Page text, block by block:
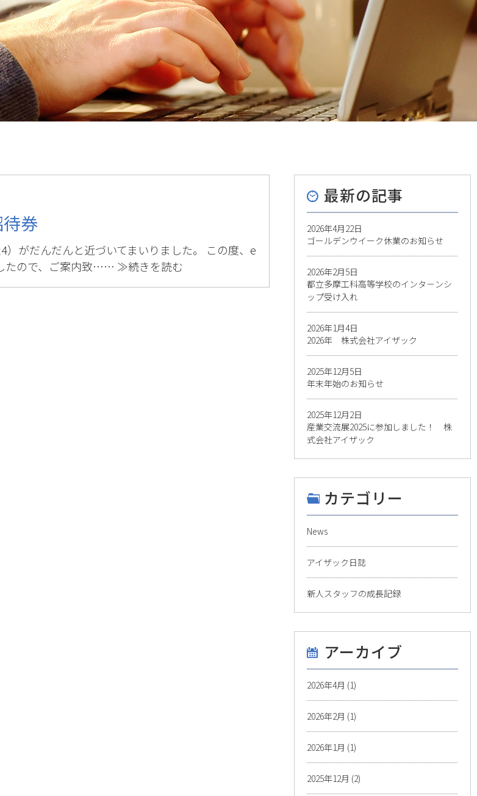
券
がだんだんと近づいてまいりました。 この度、e
たので、ご案内致…… ≫続きを読む
最新の記事
ゴールデンウイーク休業のお知らせ
2026年4月22日
都立多摩工科高等学校のインタ－ンシ
ップ受け入れ
2026年2月5日
2026年 株式会社アイザック
2026年1月4日
年末年始のお知らせ
2025年12月5日
産業交流展2025に参加しました！ 株
式会社アイザック
2025年12月2日
カテゴリー
News
アイザック日誌
新人スタッフの成長記録
アーカイブ
2026年4月 (1)
2026年2月 (1)
2026年1月 (1)
2025年12月 (2)